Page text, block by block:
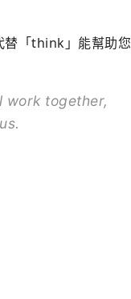
替「think」能幫助您
work together,